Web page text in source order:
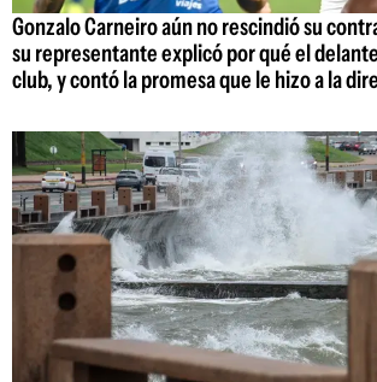
Gonzalo Carneiro aún no rescindió su
su representante explicó por qué el
club, y contó la promesa que le hizo a la